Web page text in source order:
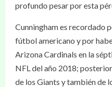
profundo pesar por esta
Cunningham es recordado
fútbol americano y por
Arizona Cardinals en la
NFL del año 2018;
de los Giants y también de